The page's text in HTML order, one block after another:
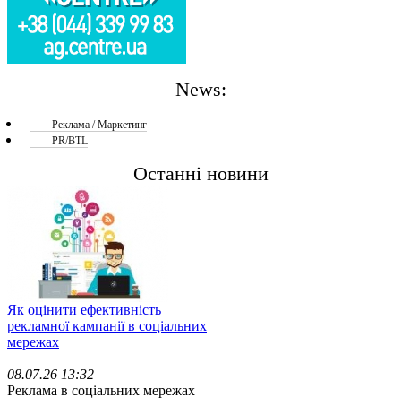
News:
Реклама / Маркетинг
PR/BTL
Останні новини
Як оцінити ефективність
рекламної кампанії в соціальних
мережах
08.07.26 13:32
Реклама в соціальних мережах